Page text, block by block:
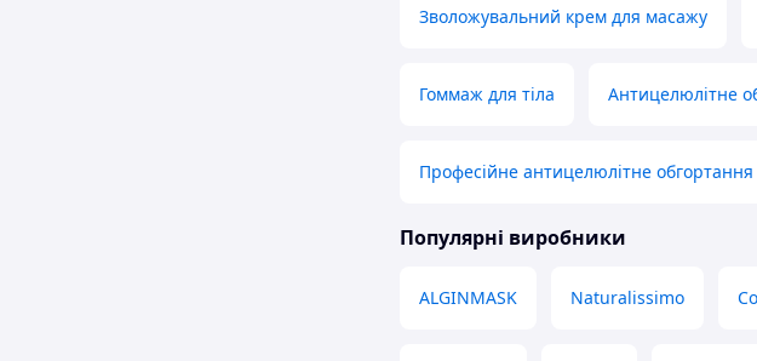
Зволожувальний крем для масажу
Гоммаж для тіла Антицелюлітне
Професійне антицелюлітне обгортання
Популярні виробники
ALGINMASK Naturalissimo